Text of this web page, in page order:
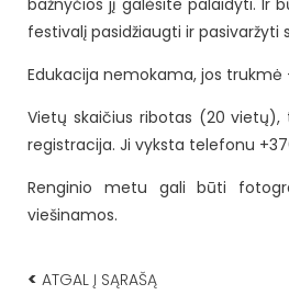
festivalį pasidžiaugti ir pasivaržyti
Edukacija nemokama, jos trukmė
Vietų skaičius ribotas (20 vietų),
registracija. Ji vyksta telefonu
Renginio metu gali būti
viešinamos.
< ATGAL Į SĄRAŠĄ